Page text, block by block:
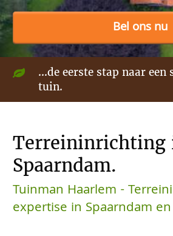
Bel ons nu
...de eerste stap naar een
tuin.
Terreininrichting
Spaarndam.
Tuinman Haarlem -
expertise in Spaarndam